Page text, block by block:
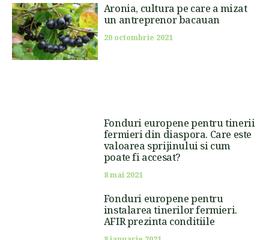
Aronia, cultura pe care a mizat
un antreprenor bacauan
20 octombrie 2021
Fonduri europene pentru tinerii
fermieri din diaspora. Care este
valoarea sprijinului si cum
poate fi accesat?
8 mai 2021
Fonduri europene pentru
instalarea tinerilor fermieri.
AFIR prezinta conditiile